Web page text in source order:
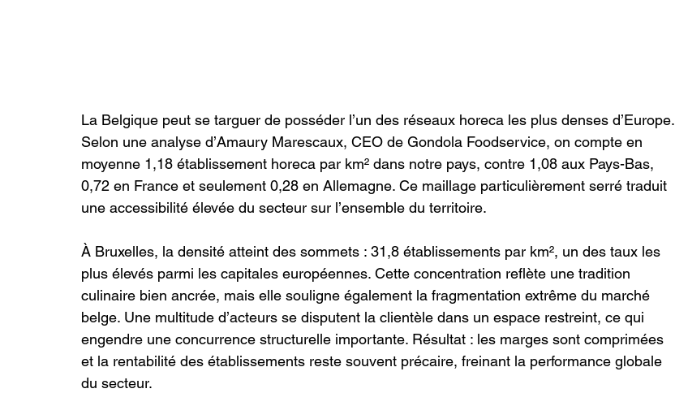
La Belgique peut se targuer de posséder l’un des réseaux horeca les plus denses d’Europe.
Selon une analyse d’Amaury Marescaux, CEO de Gondola Foodservice, on compte en
moyenne 1,18 établissement horeca par km² dans notre pays, contre 1,08 aux Pays-Bas,
0,72 en France et seulement 0,28 en Allemagne. Ce maillage particulièrement serré traduit
une accessibilité élevée du secteur sur l’ensemble du territoire.
À Bruxelles, la densité atteint des sommets : 31,8 établissements par km², un des taux les
plus élevés parmi les capitales européennes. Cette concentration reflète une tradition
culinaire bien ancrée, mais elle souligne également la fragmentation extrême du marché
belge. Une multitude d’acteurs se disputent la clientèle dans un espace restreint, ce qui
engendre une concurrence structurelle importante. Résultat : les marges sont comprimées
et la rentabilité des établissements reste souvent précaire, freinant la performance globale
du secteur.